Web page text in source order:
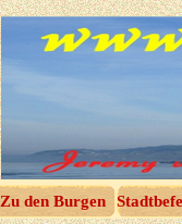
Zu den Burgen